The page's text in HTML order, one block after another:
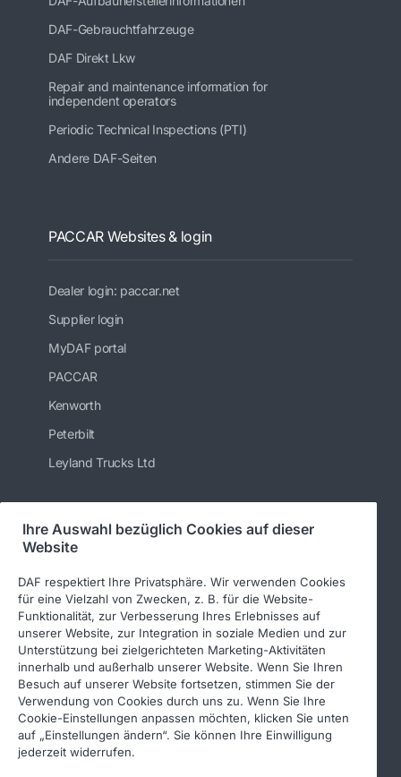
DAF-Gebrauchtfahrzeuge
DAF Direkt Lkw
Repair and maintenance information for
independent operators
Periodic Technical Inspections (PTI)
Andere DAF-Seiten
PACCAR Websites & login
Dealer login: paccar.net
Supplier login
MyDAF portal
PACCAR
Kenworth
Peterbilt
Leyland Trucks Ltd
Folgen Sie uns
© 2026 DAF
Rechtlicher Hinweis
Datenschutzerklärung
Ihre Auswahl bezüglich Cookies auf dieser
Website
DAF respektiert Ihre Privatsphäre. Wir verwenden Cookies
für eine Vielzahl von Zwecken, z. B. für die Website-
Funktionalität, zur Verbesserung Ihres Erlebnisses auf
unserer Website, zur Integration in soziale Medien und zur
Unterstützung bei zielgerichteten Marketing-Aktivitäten
innerhalb und außerhalb unserer Website. Wenn Sie Ihren
Besuch auf unserer Website fortsetzen, stimmen Sie der
Verwendung von Cookies durch uns zu. Wenn Sie Ihre
Cookie-Einstellungen anpassen möchten, klicken Sie unten
auf „Einstellungen ändern“. Sie können Ihre Einwilligung
jederzeit widerrufen.